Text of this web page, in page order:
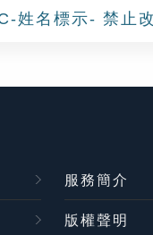
姓名標示- 禁止
服務簡介
版權聲明